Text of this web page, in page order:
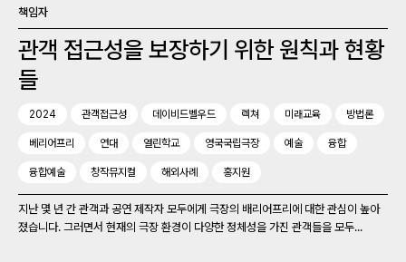
책임자
관객 접근성을 보장하기 위한 원칙과 현황
들
2024 관객접근성 데이비드벨우드 렉쳐 미래교육 방법론
베리어프리 연대 열린학교 영국국립극장 예술 융합
융합예술 창작뮤지컬 해외사례 홍지원
지난 몇 년 간 관객과 공연 제작자 모두에게 극장의 배리어프리에 대한 관심이 높아
졌습니다. 그러면서 현재의 극장 환경이 다양한 정체성을 가진 관객들을 모두...